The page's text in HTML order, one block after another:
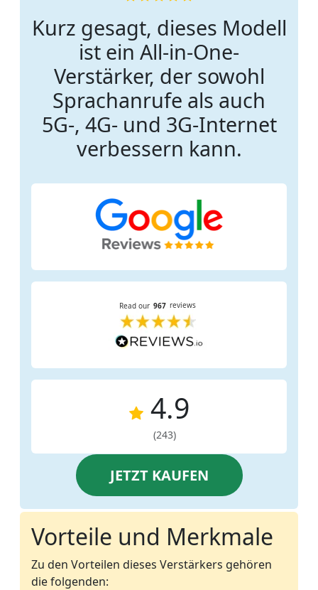
Kurz gesagt, dieses Modell
ist ein All-in-One-
Verstärker, der sowohl
Sprachanrufe als auch
5G-, 4G- und 3G-Internet
verbessern kann.
4.9
(243)
JETZT KAUFEN
Vorteile und Merkmale
Zu den Vorteilen dieses Verstärkers gehören
die folgenden: